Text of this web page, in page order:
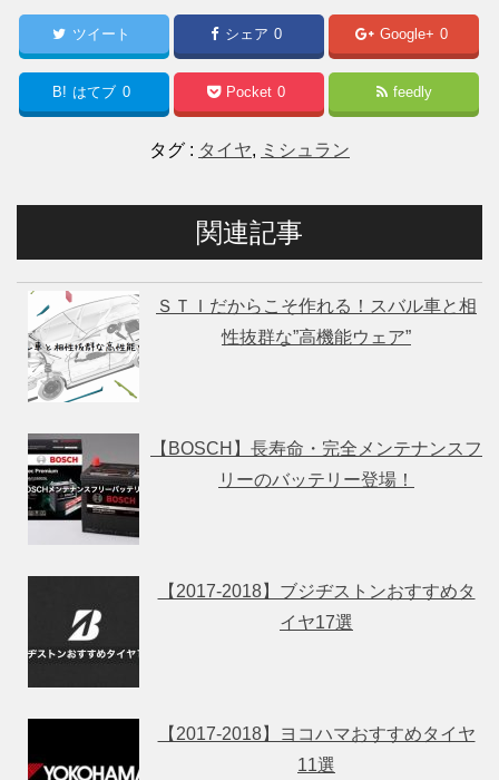
ツイート シェア 0 Google+ 0
B! はてブ 0 Pocket 0 feedly
タグ : タイヤ, ミシュラン
関連記事
ＳＴＩだからこそ作れる！スバル車と相
性抜群な”高機能ウェア”
【BOSCH】長寿命・完全メンテナンスフ
リーのバッテリー登場！
【2017-2018】ブジヂストンおすすめタ
イヤ17選
【2017-2018】ヨコハマおすすめタイヤ
11選